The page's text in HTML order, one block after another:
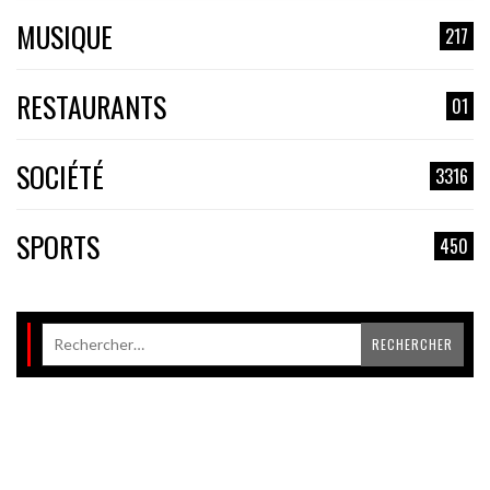
MUSIQUE 217
RESTAURANTS 01
SOCIÉTÉ 3316
SPORTS 450